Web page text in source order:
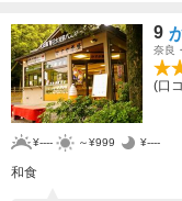
9
奈良
(口
¥---- ～¥999 ¥----
和食